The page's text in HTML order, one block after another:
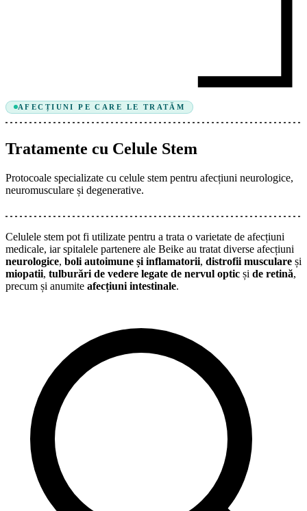
AFECȚIUNI PE CARE LE TRATĂM
Tratamente cu Celule Stem
Protocoale specializate cu celule stem pentru afecțiuni neurologice,
neuromusculare și degenerative.
Celulele stem pot fi utilizate pentru a trata o varietate de afecțiuni
medicale, iar spitalele partenere ale Beike au tratat diverse afecțiuni
neurologice, boli autoimune și inflamatorii, distrofii musculare și
miopatii, tulburări de vedere legate de nervul optic și de retină,
precum și anumite afecțiuni intestinale.